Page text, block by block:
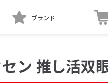
ブランド
ン 推し活双